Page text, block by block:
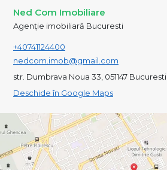
Ned Com Imobiliare
Agenție imobiliară Bucuresti
+40741124400
nedcom.imob@gmail.com
str. Dumbrava Noua 33, 051147 Bucuresti
Deschide în Google Maps